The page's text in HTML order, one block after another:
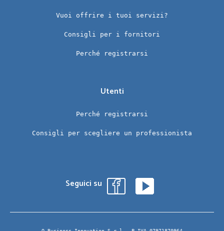
Vuoi offrire i tuoi servizi?
Consigli per i fornitori
Perché registrarsi
Utenti
Perché registrarsi
Consigli per scegliere un professionista
Seguici su